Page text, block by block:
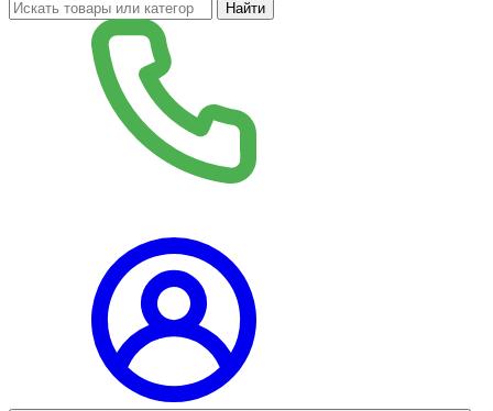
Найти